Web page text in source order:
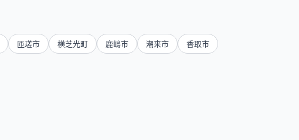
匝瑳市 横芝光町 鹿嶋市 潮来市 香取市